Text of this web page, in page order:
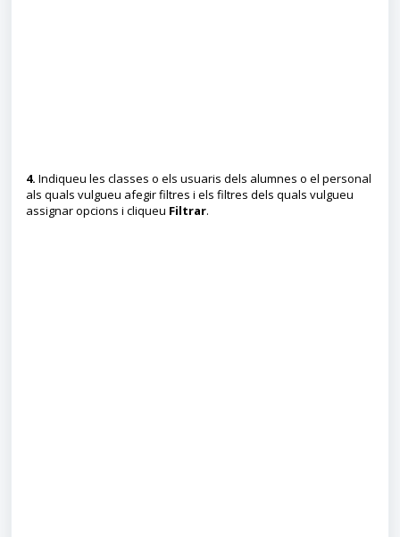
4. Indiqueu les classes o els usuaris dels alumnes o el personal
als quals vulgueu afegir filtres i els filtres dels quals vulgueu
assignar opcions i cliqueu Filtrar.